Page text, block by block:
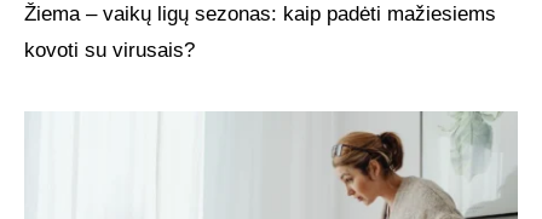
Žiema – vaikų ligų sezonas: kaip padėti mažiesiems
kovoti su virusais?